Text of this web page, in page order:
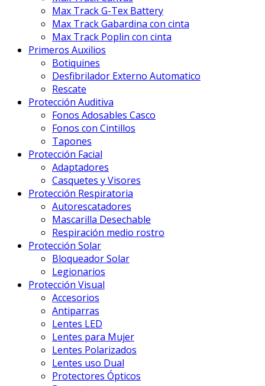
Max Track G-Tex Battery
Max Track Gabardina con cinta
Max Track Poplin con cinta
Primeros Auxilios
Botiquines
Desfibrilador Externo Automatico
Rescate
Protección Auditiva
Fonos Adosables Casco
Fonos con Cintillos
Tapones
Protección Facial
Adaptadores
Casquetes y Visores
Protección Respiratoria
Autorescatadores
Mascarilla Desechable
Respiración medio rostro
Protección Solar
Bloqueador Solar
Legionarios
Protección Visual
Accesorios
Antiparras
Lentes LED
Lentes para Mujer
Lentes Polarizados
Lentes uso Dual
Protectores Ópticos